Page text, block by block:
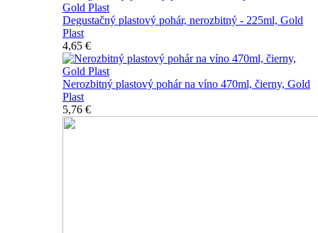
Degustačný plastový pohár, nerozbitný - 225ml, Gold
Plast
4,65 €
Nerozbitný plastový pohár na víno 470ml, čierny, Gold
Plast
5,76 €